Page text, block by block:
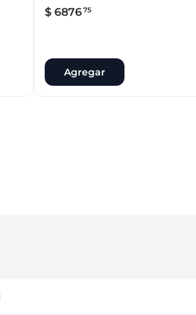
$ 687675
Agregar